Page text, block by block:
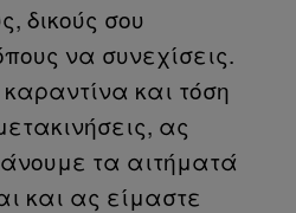
δικούς σου
να συνεχίσεις.
και τόση
ας
τα αιτήματά
και ας είμαστε